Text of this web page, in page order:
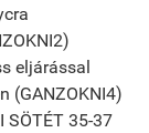
eljárással
(GANZOKNI4)
SÖTÉT 35-37